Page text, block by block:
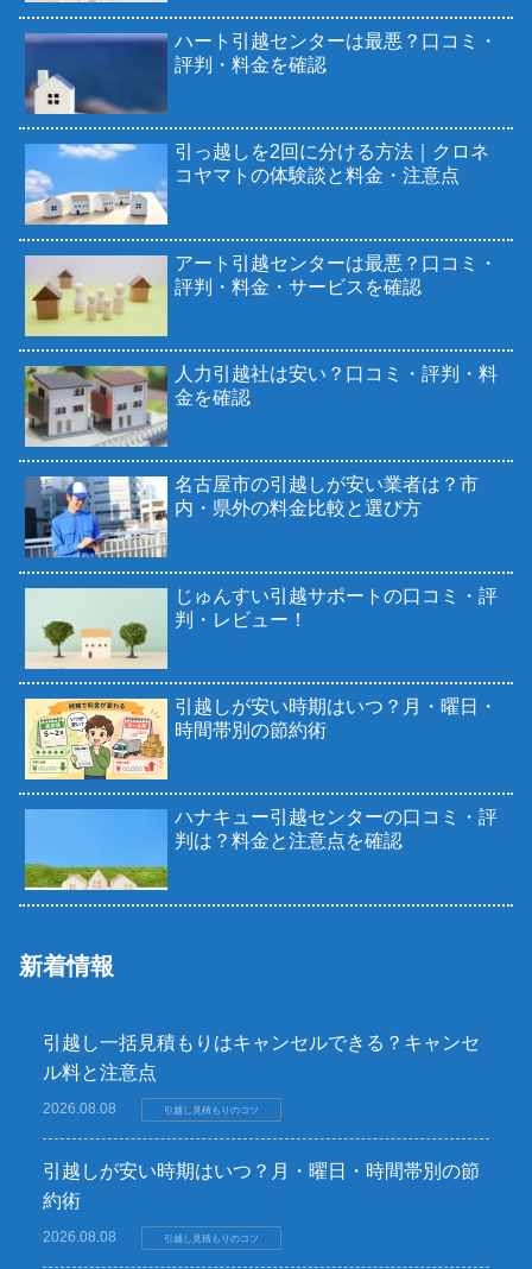
ハート引越センターは最悪？口コミ・
評判・料金を確認
引っ越しを2回に分ける方法｜クロネ
コヤマトの体験談と料金・注意点
アート引越センターは最悪？口コミ・
評判・料金・サービスを確認
人力引越社は安い？口コミ・評判・料
金を確認
名古屋市の引越しが安い業者は？市
内・県外の料金比較と選び方
じゅんすい引越サポートの口コミ・評
判・レビュー！
引越しが安い時期はいつ？月・曜日・
時間帯別の節約術
ハナキュー引越センターの口コミ・評
判は？料金と注意点を確認
新着情報
引越し一括見積もりはキャンセルできる？キャンセ
ル料と注意点
2026.08.08 引越し見積もりのコツ
引越しが安い時期はいつ？月・曜日・時間帯別の節
約術
2026.08.08 引越し見積もりのコツ